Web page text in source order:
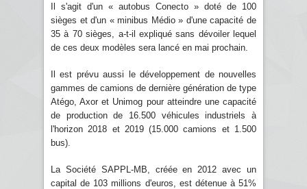
Il s'agit d'un « autobus Conecto » doté de 100
sièges et d'un « minibus Médio » d'une capacité de
35 à 70 sièges, a-t-il expliqué sans dévoiler lequel
de ces deux modèles sera lancé en mai prochain.
Il est prévu aussi le développement de nouvelles
gammes de camions de dernière génération de type
Atégo, Axor et Unimog pour atteindre une capacité
de production de 16.500 véhicules industriels à
l'horizon 2018 et 2019 (15.000 camions et 1.500
bus).
La Société SAPPL-MB, créée en 2012 avec un
capital de 103 millions d'euros, est détenue à 51%